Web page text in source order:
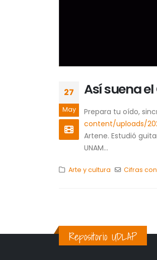
27
May
Así suena
Prepara tu oído,
content/uploads/
Artene. Estudió
UNAM...
Arte y cultura Cifras
Repositorio UDLAP